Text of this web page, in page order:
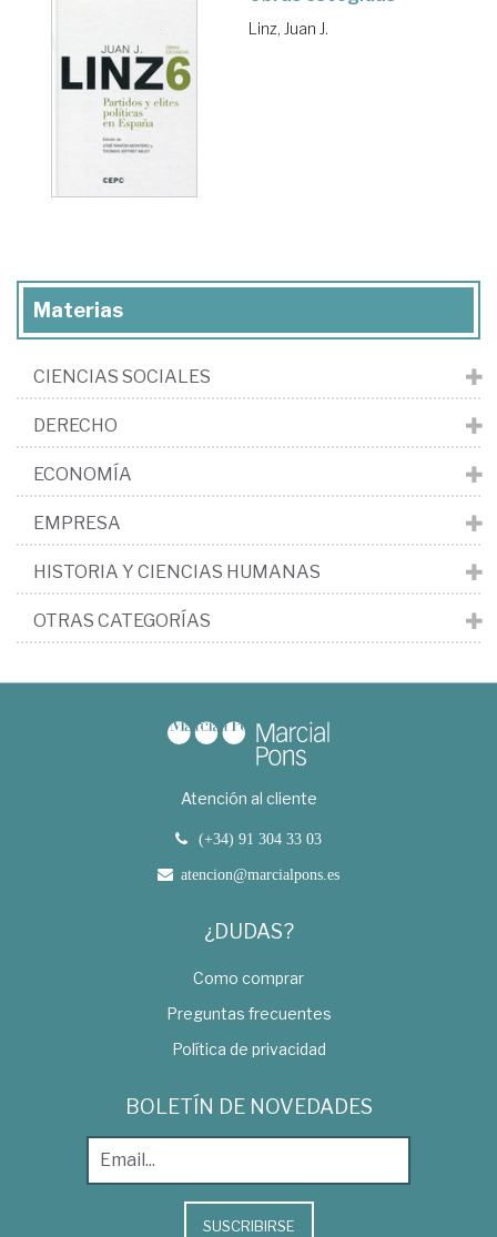
Linz, Juan J.
Materias
CIENCIAS SOCIALES
DERECHO
ECONOMÍA
EMPRESA
HISTORIA Y CIENCIAS HUMANAS
OTRAS CATEGORÍAS
Atención al cliente
(+34) 91 304 33 03
atencion@marcialpons.es
¿DUDAS?
Como comprar
Preguntas frecuentes
Política de privacidad
BOLETÍN DE NOVEDADES
SUSCRIBIRSE